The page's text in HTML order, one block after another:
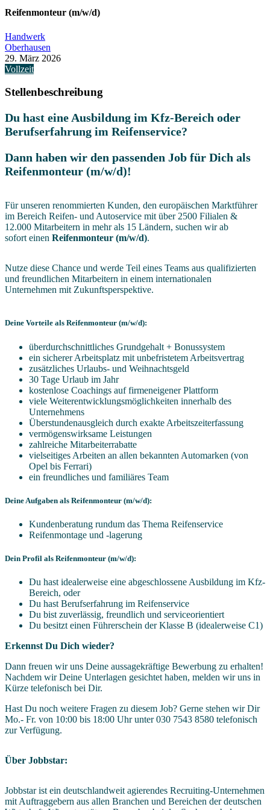
Reifenmonteur (m/w/d)
Handwerk
Oberhausen
29. März 2026
Vollzeit
Stellenbeschreibung
Du hast eine Ausbildung im Kfz-Bereich oder
Berufserfahrung im Reifenservice?
Dann haben wir den passenden Job für Dich als
Reifenmonteur (m/w/d)!
Für unseren renommierten Kunden, den europäischen Marktführer
im Bereich Reifen- und Autoservice mit über 2500 Filialen &
12.000 Mitarbeitern in mehr als 15 Ländern, suchen wir ab
sofort einen Reifenmonteur (m/w/d).
Nutze diese Chance und werde Teil eines Teams aus qualifizierten
und freundlichen Mitarbeitern in einem internationalen
Unternehmen mit Zukunftsperspektive.
Deine Vorteile als Reifenmonteur (m/w/d):
überdurchschnittliches Grundgehalt + Bonussystem
ein sicherer Arbeitsplatz mit unbefristetem Arbeitsvertrag
zusätzliches Urlaubs- und Weihnachtsgeld
30 Tage Urlaub im Jahr
kostenlose Coachings auf firmeneigener Plattform
viele Weiterentwicklungsmöglichkeiten innerhalb des
Unternehmens
Überstundenausgleich durch exakte Arbeitszeiterfassung
vermögenswirksame Leistungen
zahlreiche Mitarbeiterrabatte
vielseitiges Arbeiten an allen bekannten Automarken (von
Opel bis Ferrari)
ein freundliches und familiäres Team
Deine Aufgaben als Reifenmonteur (m/w/d):
Kundenberatung rundum das Thema Reifenservice
Reifenmontage und -lagerung
Dein Profil als Reifenmonteur (m/w/d):
Du hast idealerweise eine abgeschlossene Ausbildung im Kfz-
Bereich, oder
Du hast Berufserfahrung im Reifenservice
Du bist zuverlässig, freundlich und serviceorientiert
Du besitzt einen Führerschein der Klasse B (idealerweise C1)
Erkennst Du Dich wieder?
Dann freuen wir uns Deine aussagekräftige Bewerbung zu erhalten!
Nachdem wir Deine Unterlagen gesichtet haben, melden wir uns in
Kürze telefonisch bei Dir.
Hast Du noch weitere Fragen zu diesem Job? Gerne stehen wir Dir
Mo.- Fr. von 10:00 bis 18:00 Uhr unter 030 7543 8580 telefonisch
zur Verfügung.
Über Jobbstar:
Jobbstar ist ein deutschlandweit agierendes Recruiting-Unternehmen
mit Auftraggebern aus allen Branchen und Bereichen der deutschen